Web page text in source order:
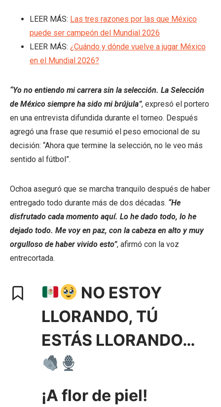
LEER MÁS: Las tres razones por las que México
puede ser campeón del Mundial 2026
LEER MÁS: ¿Cuándo y dónde vuelve a jugar México
en el Mundial 2026?
“Yo no entiendo mi carrera sin la selección. La Selección
de México siempre ha sido mi brújula”, expresó el portero
en una entrevista difundida durante el torneo. Después
agregó una frase que resumió el peso emocional de su
decisión: “Ahora que termine la selección, no le veo más
sentido al fútbol”.
Ochoa aseguró que se marcha tranquilo después de haber
entregado todo durante más de dos décadas. “He
disfrutado cada momento aquí. Lo he dado todo, lo he
dejado todo. Me voy en paz, con la cabeza en alto y muy
orgulloso de haber vivido esto”, afirmó con la voz
entrecortada.
NO ESTOY
LLORANDO, TÚ
ESTÁS LLORANDO…
¡A flor de piel!